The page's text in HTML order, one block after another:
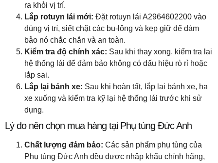
ra khỏi vị trí.
Lắp rotuyn lái mới: Đặt rotuyn lái A2964602200 vào
đúng vị trí, siết chặt các bu-lông và kẹp giữ để đảm
bảo nó chắc chắn và an toàn.
Kiểm tra độ chính xác: Sau khi thay xong, kiểm tra lại
hệ thống lái để đảm bảo không có dấu hiệu rò rỉ hoặc
lắp sai.
Lắp lại bánh xe: Sau khi hoàn tất, lắp lại bánh xe, hạ
xe xuống và kiểm tra kỹ lại hệ thống lái trước khi sử
dụng.
Lý do nên chọn mua hàng tại Phụ tùng Đức Anh
Chất lượng đảm bảo: Các sản phẩm phụ tùng của
Phụ tùng Đức Anh đều được nhập khẩu chính hãng,